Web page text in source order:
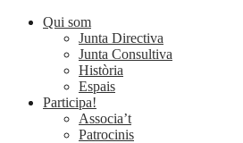
Qui som
Junta Directiva
Junta Consultiva
Història
Espais
Participa!
Associa’t
Patrocinis